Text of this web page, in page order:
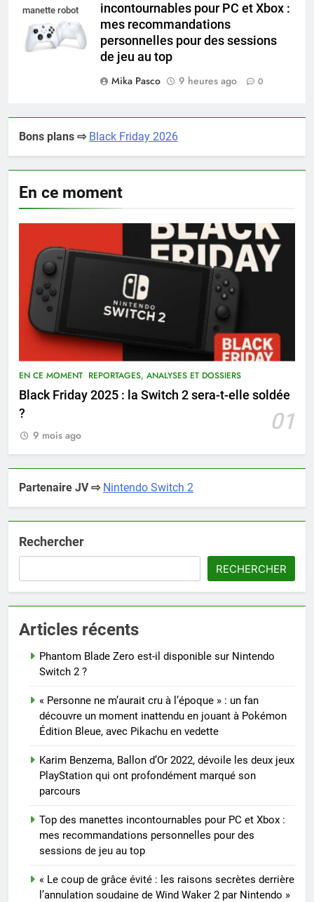
manette robot
white
incontournables pour PC et Xbox :
mes recommandations
personnelles pour des sessions
de jeu au top
Mika Pasco
9 heures ago 0
Bons plans ⇨ Black Friday 2026
En ce moment
EN CE MOMENT REPORTAGES, ANALYSES ET DOSSIERS
Black Friday 2025 : la Switch 2 sera-t-elle soldée
?
01
9 mois ago
Partenaire JV ⇨ Nintendo Switch 2
Rechercher
RECHERCHER
Articles récents
Phantom Blade Zero est-il disponible sur Nintendo
Switch 2 ?
« Personne ne m’aurait cru à l’époque » : un fan
découvre un moment inattendu en jouant à Pokémon
Édition Bleue, avec Pikachu en vedette
Karim Benzema, Ballon d’Or 2022, dévoile les deux jeux
PlayStation qui ont profondément marqué son
parcours
Top des manettes incontournables pour PC et Xbox :
mes recommandations personnelles pour des
sessions de jeu au top
« Le coup de grâce évité : les raisons secrètes derrière
l’annulation soudaine de Wind Waker 2 par Nintendo »